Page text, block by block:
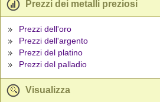
Prezzi dei metalli preziosi
Prezzi dell'oro
Prezzi dell'argento
Prezzi del platino
Prezzi del palladio
Visualizza